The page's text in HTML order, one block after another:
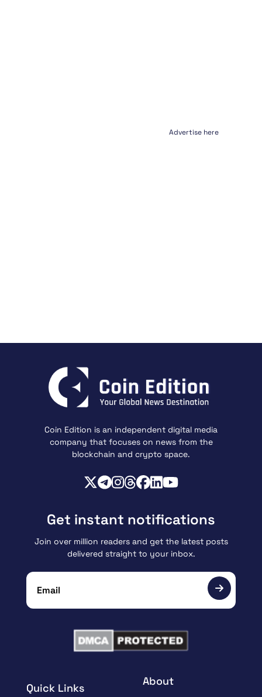
Advertise here
Coin Edition is an independent digital media
company that focuses on news from the
blockchain and crypto space.
Quick Links
About
Get instant notifications
Join over million readers and get the latest posts
delivered straight to your inbox.